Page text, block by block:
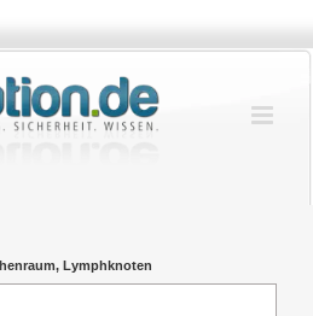
Lymphknoten